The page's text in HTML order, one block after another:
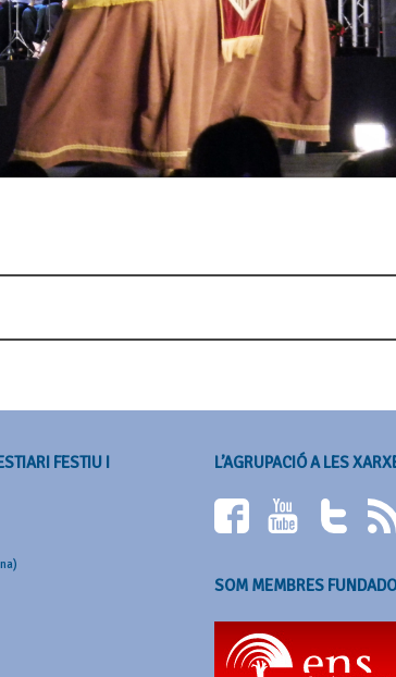
FESTIU I
L’AGRUPACIÓ A LES
SOM MEMBRES